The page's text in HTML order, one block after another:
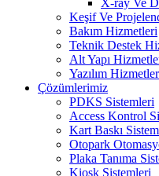
X-ray Ve
Keşif Ve
Bakım Hizmetleri
Teknik Destek
Alt Yapı
Yazılım
Çözümlerimiz
PDKS Sistemleri
Access Kontrol
Kart Baskı
Otopark
Plaka Tanıma
Kiosk Sistemleri